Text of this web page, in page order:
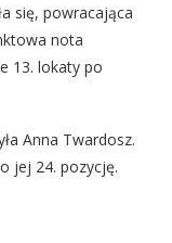
się, powracająca
nota
13. lokaty po
Anna Twardosz.
jej 24. pozycję.